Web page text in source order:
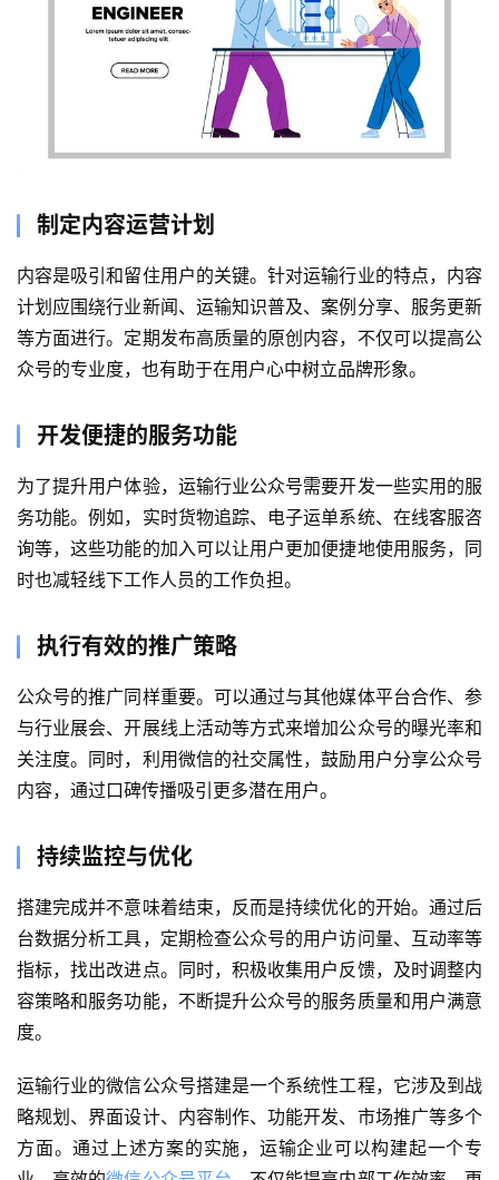
首
于
案
例
服
H
5
开
发
微
信
开
发
制定内容运营计划
内容是吸引和留住用户的关键。针对运输行业的特点，内容
计划应围绕行业新闻、运输知识普及、案例分享、服务更新
等方面进行。定期发布高质量的原创内容，不仅可以提高公
众号的专业度，也有助于在用户心中树立品牌形象。
开发便捷的服务功能
为了提升用户体验，运输行业公众号需要开发一些实用的服
务功能。例如，实时货物追踪、电子运单系统、在线客服咨
询等，这些功能的加入可以让用户更加便捷地使用服务，同
时也减轻线下工作人员的工作负担。
执行有效的推广策略
公众号的推广同样重要。可以通过与其他媒体平台合作、参
与行业展会、开展线上活动等方式来增加公众号的曝光率和
关注度。同时，利用微信的社交属性，鼓励用户分享公众号
内容，通过口碑传播吸引更多潜在用户。
持续监控与优化
搭建完成并不意味着结束，反而是持续优化的开始。通过后
台数据分析工具，定期检查公众号的用户访问量、互动率等
指标，找出改进点。同时，积极收集用户反馈，及时调整内
容策略和服务功能，不断提升公众号的服务质量和用户满意
度。
运输行业的微信公众号搭建是一个系统性工程，它涉及到战
略规划、界面设计、内容制作、功能开发、市场推广等多个
方面。通过上述方案的实施，运输企业可以构建起一个专